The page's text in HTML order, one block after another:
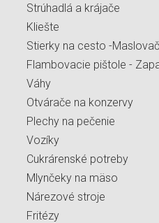
Strúhadlá a krájače
Kliešte
Stierky na cesto -
Flambovacie pištole -
Váhy
Otvárače na konzervy
Plechy na pečenie
Vozíky
Cukrárenské potreby
Mlynčeky na mäso
Nárezové stroje
Fritézy